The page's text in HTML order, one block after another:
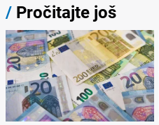
/ Pročitajte još